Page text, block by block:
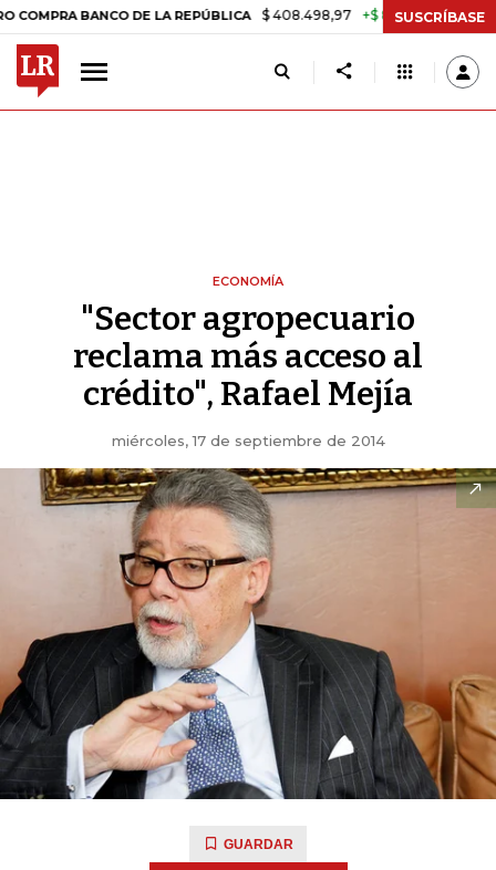
BANCO DE LA REPÚBLICA $ 408.498,97 +$ 8.753,81 +2,19%
SUSCRÍBASE
ECONOMÍA
"Sector agropecuario
reclama más acceso al
crédito", Rafael Mejía
miércoles, 17 de septiembre de 2014
GUARDAR